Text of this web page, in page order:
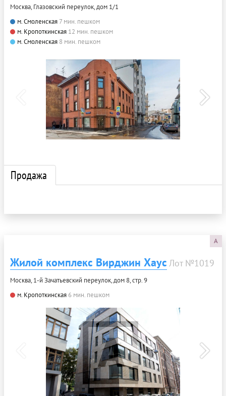
Москва, Глазовский переулок, дом 1/1
м. Смоленская 7 мин. пешком
м. Кропоткинская 12 мин. пешком
м. Смоленская 8 мин. пешком
Продажа
A
Жилой комплекс Вирджин Хаус Лот №1019
Москва, 1-й Зачатьевский переулок, дом 8, стр. 9
м. Кропоткинская 6 мин. пешком